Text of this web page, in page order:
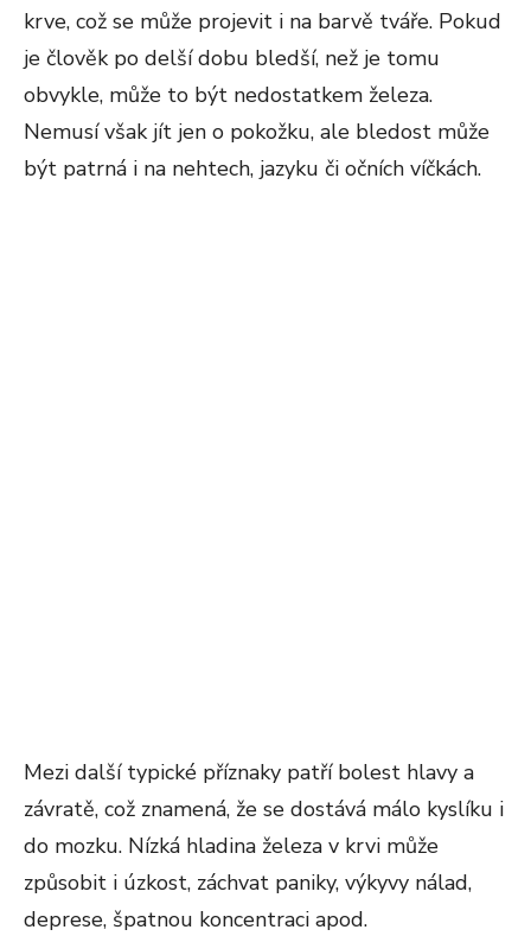
krve, což se může projevit i na barvě tváře. Pokud
je člověk po delší dobu bledší, než je tomu
obvykle, může to být nedostatkem železa.
Nemusí však jít jen o pokožku, ale bledost může
být patrná i na nehtech, jazyku či očních víčkách.
Mezi další typické příznaky patří bolest hlavy a
závratě, což znamená, že se dostává málo kyslíku i
do mozku. Nízká hladina železa v krvi může
způsobit i úzkost, záchvat paniky, výkyvy nálad,
deprese, špatnou koncentraci apod.